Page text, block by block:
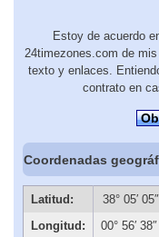
Estoy de acuerdo
24timezones.com de
texto y enlaces.
contrato en
Coordenadas
Latitud:
38° 05′
Longitud:
00° 56′